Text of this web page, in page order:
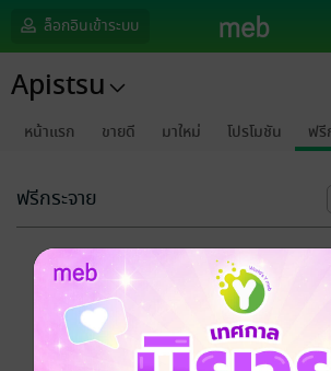
ล็อกอินเข้าระบบ
Apistsu
หน้าแรก ขายดี มาใหม่ โปรโมชัน ฟรี
ฟรีกระจาย
ขออภัยด้วยนะ
ไม่พบข้อมูลในหัวข้อที่คุณกำลัง